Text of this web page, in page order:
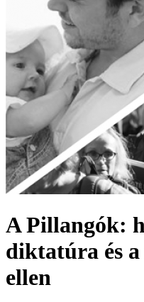
A Pillangók:
diktatúra és
ellen